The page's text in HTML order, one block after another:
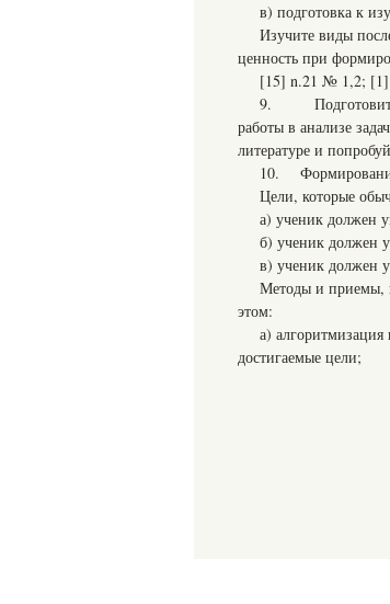
в) подготовка к
Изучите виды
ценность при
[15] n.21 № 1,2; [1]
9.
работы в анализе
литературе и
10. Формирование
Цели, которые
а) ученик должен
б) ученик должен
в) ученик должен
Методы и приемы,
этом:
а) алгоритмизация
достигаемые цели;